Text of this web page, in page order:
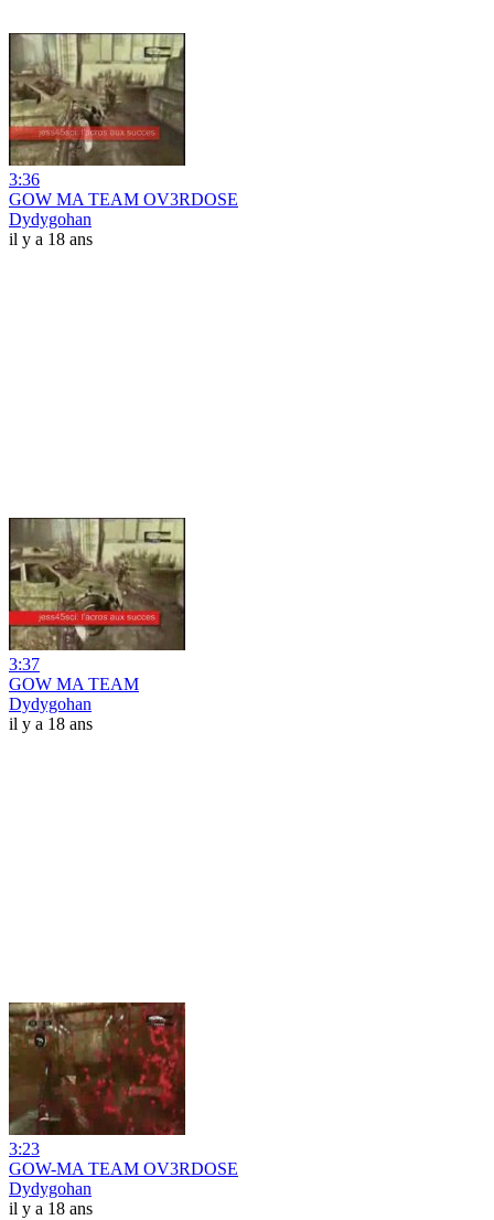
3:36
GOW MA TEAM OV3RDOSE
Dydygohan
il y a 18 ans
3:37
GOW MA TEAM
Dydygohan
il y a 18 ans
3:23
GOW-MA TEAM OV3RDOSE
Dydygohan
il y a 18 ans